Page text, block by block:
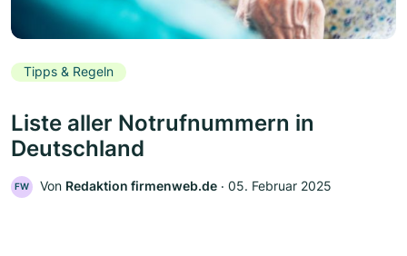
Tipps & Regeln
Liste aller Notrufnummern in
Deutschland
FW Von Redaktion firmenweb.de ‧ 05. Februar 2025